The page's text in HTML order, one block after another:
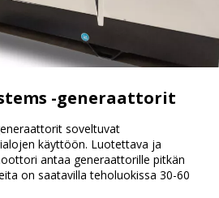
-generaattorit
soveltuvat
käyttöön. Luotettava ja
antaa generaattorille pitkän
on saatavilla teholuokissa 30-60